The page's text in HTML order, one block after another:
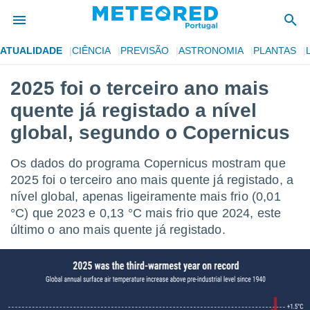
da
foi
para
fornecidas
a este
ATUALIDADE CIÊNCIA PREVISÃO ASTRONOMIA PLANTAS
2025 foi o terceiro ano mais
quente já registado a nível
global, segundo o Copernicus
Os dados do programa Copernicus mostram que
2025 foi o terceiro ano mais quente já registado, a
nível global, apenas ligeiramente mais frio (0,01
°C) que 2023 e 0,13 °C mais frio que 2024, este
último o ano mais quente já registado.